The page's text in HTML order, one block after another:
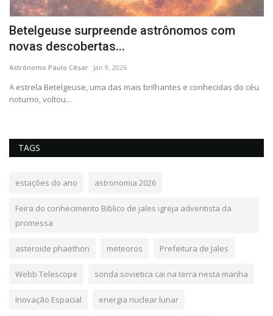
Betelgeuse surpreende astrônomos com
novas descobertas...
Astrônomo Paulo César Jan 9, 2026
A estrela Betelgeuse, uma das mais brilhantes e conhecidas do céu
noturno, voltou...
TAGS
estações do ano astronomia 2026
Feira do conhecimento Biblico de jales igreja adventista da
promessa
asteroide phaethon meteoros Prefeitura de Jales
Webb Telescope sonda sovietica cai na terra nesta manha
Inovação Espacial energia nuclear lunar